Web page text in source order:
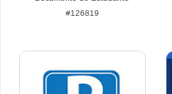
#126819